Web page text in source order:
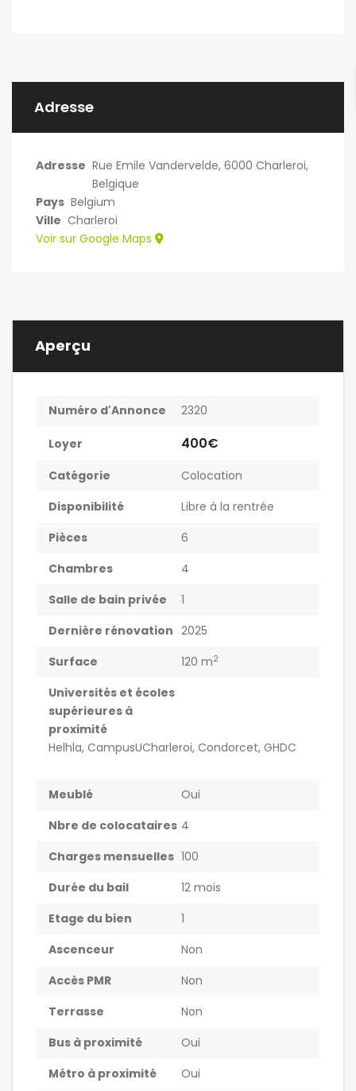
Adresse
Adresse Rue Emile Vandervelde, 6000 Charleroi,
Belgique
Pays Belgium
Ville Charleroi
Voir sur Google Maps
Aperçu
Numéro d'Annonce 2320
Loyer 400€
Catégorie
Colocation
Disponibilité
Libre à la rentrée
Pièces
6
Chambres
4
Salle de bain privée
1
Dernière rénovation 2025
Surface
120 m2
Universités et écoles
supérieures à
proximité
Helhla, CampusUCharleroi, Condorcet, GHDC
Meublé
Oui
Nbre de colocataires 4
Charges mensuelles 100
Durée du bail
12 mois
Etage du bien
1
Ascenceur
Non
Accès PMR
Non
Terrasse
Non
Bus à proximité
Oui
Métro à proximité
Oui